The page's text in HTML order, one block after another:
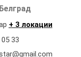
+ 3 локации
33